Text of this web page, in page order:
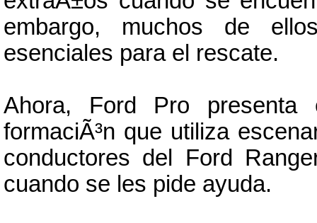
embargo, muchos de
esenciales para el rescate.
Ahora, Ford Pro presenta
formaciÃ³n que utiliza
conductores del Ford
cuando se les pide ayuda.